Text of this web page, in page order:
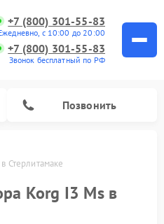
+7 (800) 301-55-83
с 10:00 до 20:00
+7 (800) 301-55-83
Звонок бесплатный по РФ
Позвонить
Стерлитамаке
Korg I3 Ms в